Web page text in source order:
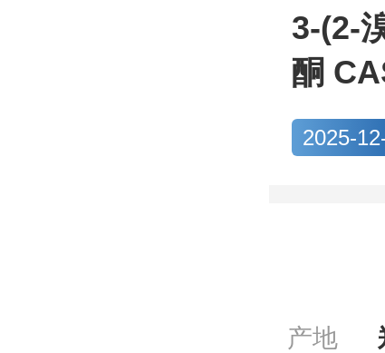
基)-
3-(2-
酮
2025-
产地